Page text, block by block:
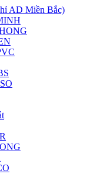
AD Miền Bắc)